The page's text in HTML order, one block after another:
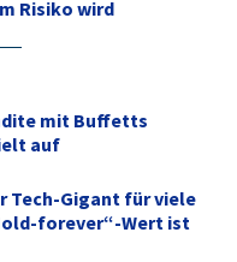
Risiko wird
mit Buffetts
auf
Tech-Gigant für viele
forever“-Wert ist